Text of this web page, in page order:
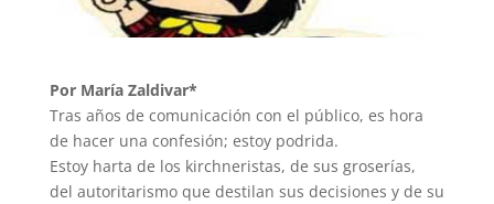
Por María Zaldivar*
Tras años de comunicación con el público, es hora
de hacer una confesión; estoy podrida.
Estoy harta de los kirchneristas, de sus groserías,
del autoritarismo que destilan sus decisiones y de su